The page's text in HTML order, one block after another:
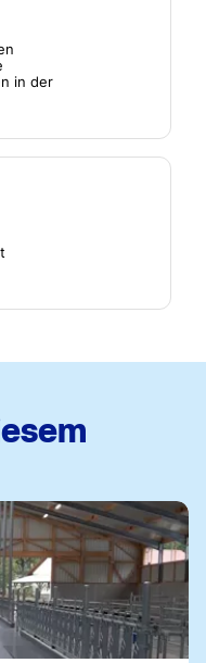
in der